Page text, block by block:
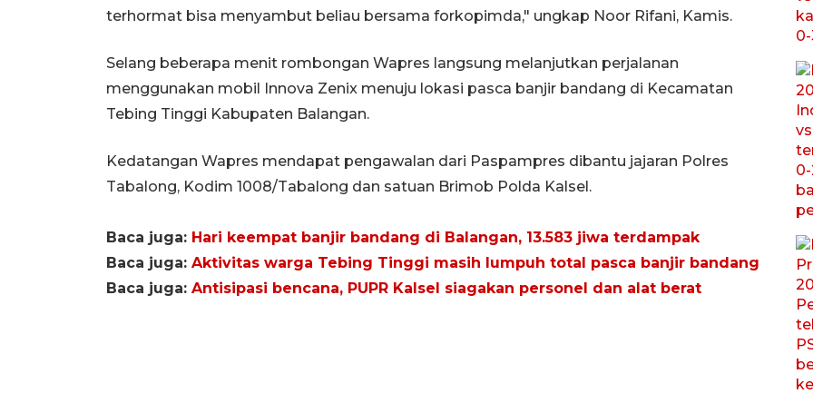
terhormat bisa menyambut beliau bersama forkopimda," ungkap Noor Rifani, Kamis.
Selang beberapa menit rombongan Wapres langsung melanjutkan perjalanan
menggunakan mobil Innova Zenix menuju lokasi pasca banjir bandang di Kecamatan
Tebing Tinggi Kabupaten Balangan.
Kedatangan Wapres mendapat pengawalan dari Paspampres dibantu jajaran Polres
Tabalong, Kodim 1008/Tabalong dan satuan Brimob Polda Kalsel.
Baca juga: Hari keempat banjir bandang di Balangan, 13.583 jiwa terdampak
Baca juga: Aktivitas warga Tebing Tinggi masih lumpuh total pasca banjir bandang
Baca juga: Antisipasi bencana, PUPR Kalsel siagakan personel dan alat berat